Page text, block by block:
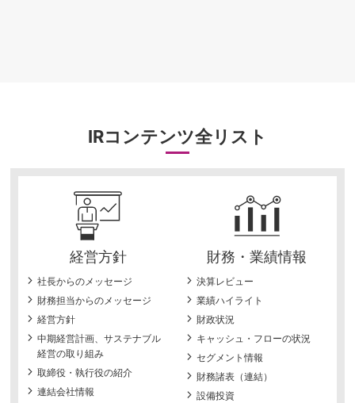
IRコンテンツ全リスト
経営方針
社長からのメッセージ
財務担当からのメッセージ
経営方針
中期経営計画、サステナブル
経営の取り組み
取締役・執行役の紹介
連結会社情報
財務・業績情報
決算レビュー
業績ハイライト
財政状況
キャッシュ・フローの状況
セグメント情報
財務諸表（連結）
設備投資